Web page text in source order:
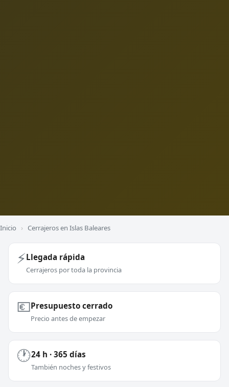
Inicio › Cerrajeros en Islas Baleares
⚡Llegada rápida
Cerrajeros por toda la provincia
💶Presupuesto cerrado
Precio antes de empezar
🕐24 h · 365 días
También noches y festivos